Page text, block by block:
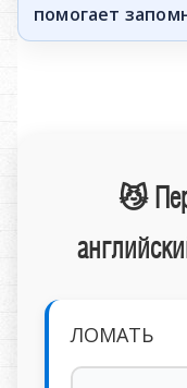
помогает
😼
ЛОМАТЬ